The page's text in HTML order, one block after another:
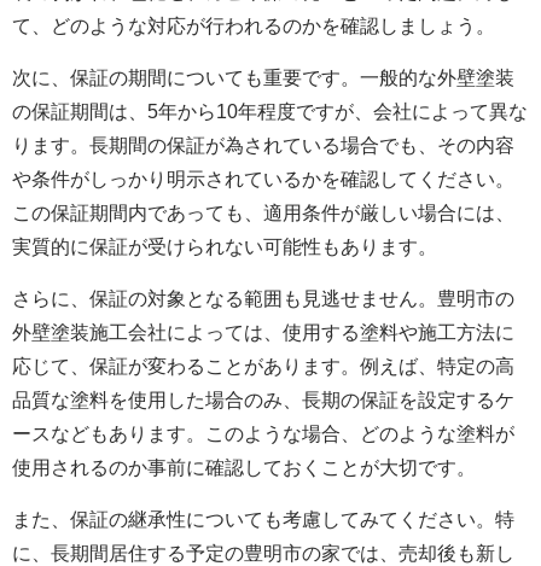
て、どのような対応が行われるのかを確認しましょう。
次に、保証の期間についても重要です。一般的な外壁塗装
の保証期間は、5年から10年程度ですが、会社によって異な
ります。長期間の保証が為されている場合でも、その内容
や条件がしっかり明示されているかを確認してください。
この保証期間内であっても、適用条件が厳しい場合には、
実質的に保証が受けられない可能性もあります。
さらに、保証の対象となる範囲も見逃せません。豊明市の
外壁塗装施工会社によっては、使用する塗料や施工方法に
応じて、保証が変わることがあります。例えば、特定の高
品質な塗料を使用した場合のみ、長期の保証を設定するケ
ースなどもあります。このような場合、どのような塗料が
使用されるのか事前に確認しておくことが大切です。
また、保証の継承性についても考慮してみてください。特
に、長期間居住する予定の豊明市の家では、売却後も新し